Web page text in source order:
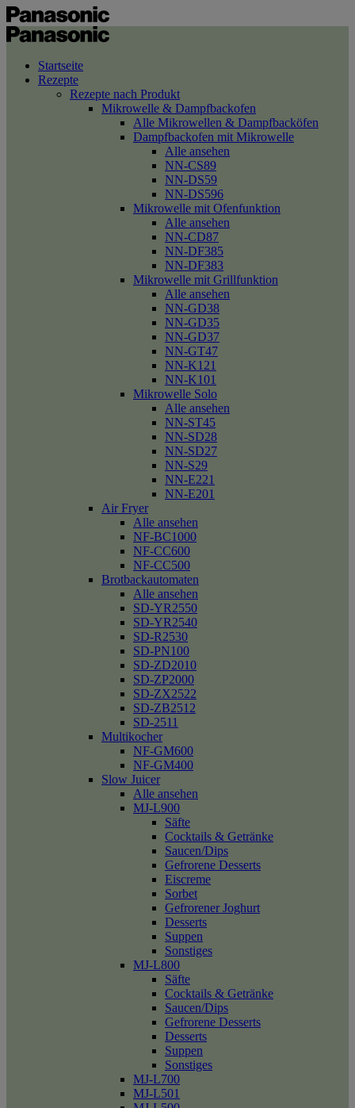
Startseite
Rezepte
Rezepte nach Produkt
Mikrowelle & Dampfbackofen
Alle Mikrowellen & Dampfbacköfen
Dampfbackofen mit Mikrowelle
Alle ansehen
NN-CS89
NN-DS59
NN-DS596
Mikrowelle mit Ofenfunktion
Alle ansehen
NN-CD87
NN-DF385
NN-DF383
Mikrowelle mit Grillfunktion
Alle ansehen
NN-GD38
NN-GD35
NN-GD37
NN-GT47
NN-K121
NN-K101
Mikrowelle Solo
Alle ansehen
NN-ST45
NN-SD28
NN-SD27
NN-S29
NN-E221
NN-E201
Air Fryer
Alle ansehen
NF-BC1000
NF-CC600
NF-CC500
Brotbackautomaten
Alle ansehen
SD-YR2550
SD-YR2540
SD-R2530
SD-PN100
SD-ZD2010
SD-ZP2000
SD-ZX2522
SD-ZB2512
SD-2511
Multikocher
NF-GM600
NF-GM400
Slow Juicer
Alle ansehen
MJ-L900
Säfte
Cocktails & Getränke
Saucen/Dips
Gefrorene Desserts
Eiscreme
Sorbet
Gefrorener Joghurt
Desserts
Suppen
Sonstiges
MJ-L800
Säfte
Cocktails & Getränke
Saucen/Dips
Gefrorene Desserts
Desserts
Suppen
Sonstiges
MJ-L700
MJ-L501